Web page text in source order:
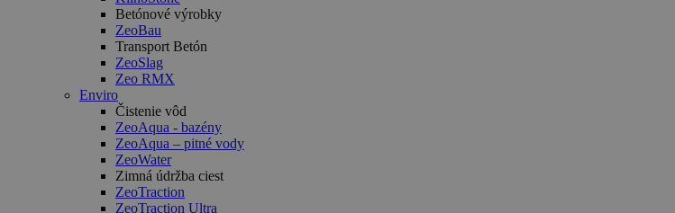
Betónové výrobky
ZeoBau
Transport Betón
ZeoSlag
Zeo RMX
Enviro
Čistenie vôd
ZeoAqua - bazény
ZeoAqua – pitné vody
ZeoWater
Zimná údržba ciest
ZeoTraction
ZeoTraction Ultra